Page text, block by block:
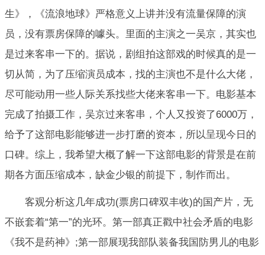
生》，《流浪地球》严格意义上讲并没有流量保障的演
员，没有票房保障的噱头。里面的主演之一吴京，其实也
是过来客串一下的。据说，剧组拍这部戏的时候真的是一
切从简，为了压缩演员成本，找的主演也不是什么大佬，
尽可能动用一些人际关系找些大佬来客串一下。电影基本
完成了拍摄工作，吴京过来客串，个人又投资了6000万，
给予了这部电影能够进一步打磨的资本，所以呈现今日的
口碑。综上，我希望大概了解一下这部电影的背景是在前
期各方面压缩成本，缺金少银的前提下，制作而出。
客观分析这几年成功(票房口碑双丰收)的国产片，无
不嵌套着“第一”的光环。第一部真正戳中社会矛盾的电影
《我不是药神》;第一部展现我部队装备我国防男儿的电影